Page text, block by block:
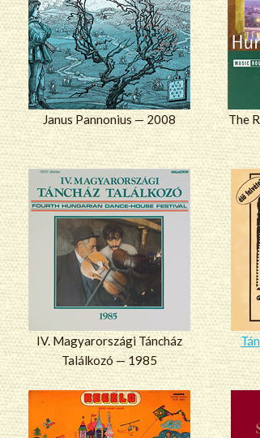
Janus Pannonius — 2008
The
IV. Magyarországi Táncház
Találkozó — 1985